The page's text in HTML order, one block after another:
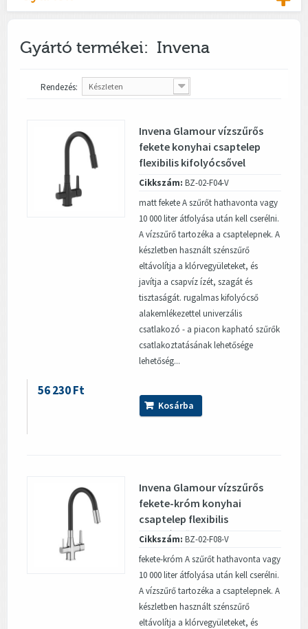
Gyártó termékei: Invena
Rendezés: Készleten
Invena Glamour vízszűrős
fekete konyhai csaptelep
flexibilis kifolyócsővel
Cikkszám: BZ-02-F04-V
matt fekete A szűrőt hathavonta vagy
10 000 liter átfolyása után kell cserélni.
A vízszűrő tartozéka a csaptelepnek. A
készletben használt szénszűrő
eltávolítja a klórvegyületeket, és
javítja a csapvíz ízét, szagát és
tisztaságát. rugalmas kifolyócső
alakemlékezettel univerzális
csatlakozó - a piacon kapható szűrők
csatlakoztatásának lehetősége
lehetőség...
56 230 Ft
Kosárba
Invena Glamour vízszűrős
fekete-króm konyhai
csaptelep flexibilis
kifolyócsővel
Cikkszám: BZ-02-F08-V
fekete-króm A szűrőt hathavonta vagy
10 000 liter átfolyása után kell cserélni.
A vízszűrő tartozéka a csaptelepnek. A
készletben használt szénszűrő
eltávolítja a klórvegyületeket, és